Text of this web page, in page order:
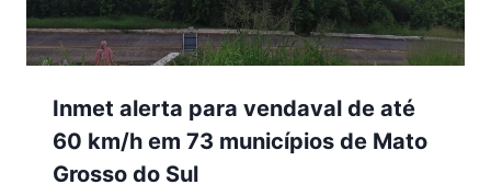
Inmet alerta para vendaval de até
60 km/h em 73 municípios de Mato
Grosso do Sul